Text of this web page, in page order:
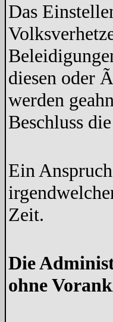
Das
diesen oder
werden
Beschluss
Ein
Zeit.
Die
ohne